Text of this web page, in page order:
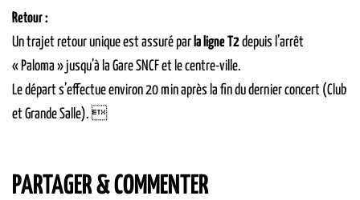
Retour :
Un trajet retour unique est assuré par la ligne T2depuis l’arrêt
« Paloma » jusqu’à la Gare SNCF et le centre-ville.
Le départ s’effectue environ 20 min après la fin du dernier concert (Club
et Grande Salle). 
PARTAGER & COMMENTER